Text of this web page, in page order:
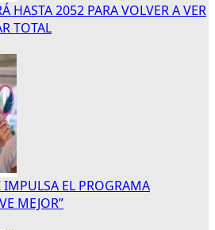
HASTA 2052 PARA VOLVER A VER
TOTAL
IMPULSA EL PROGRAMA
MEJOR”